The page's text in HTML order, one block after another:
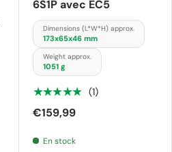
6S1P avec EC5
Dimensions (L*W*H) approx.
173x65x46 mm
Weight approx.
1051 g
★★★★★ (1)
€159,99
En stock